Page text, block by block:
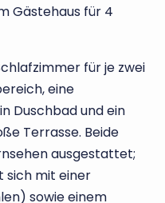
Gästehaus für 4
für je zwei
eine
Duschbad und ein
Terrasse. Beide
ausgestattet;
sich mit einer
sowie einem